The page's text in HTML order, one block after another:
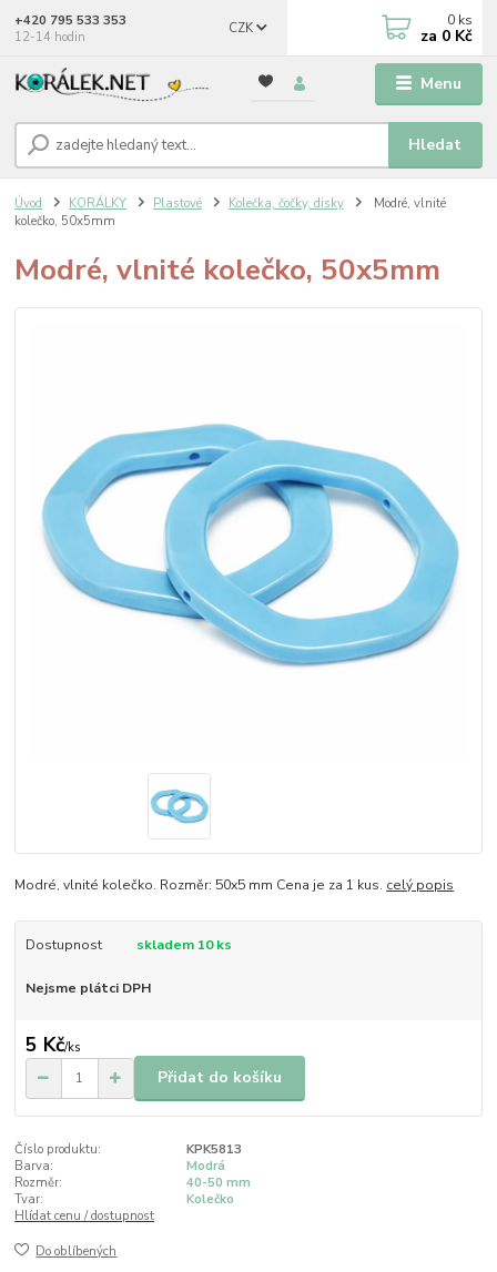
Menu
CZK
Hledat
+420 795 533 353
12-14 hodin
0 ks
za 0 Kč
Úvod KORÁLKY Plastové Kolečka, čočky, disky
Modré, vlnité
kolečko, 50x5mm
Modré, vlnité kolečko, 50x5mm
Modré, vlnité kolečko. Rozměr: 50x5 mm Cena je za 1 kus. celý popis
Dostupnost skladem 10 ks
Nejsme plátci DPH
5 Kč/ks
Přidat do košíku
Číslo produktu:
KPK5813
Barva:
Modrá
Rozměr:
40-50 mm
Tvar:
Kolečko
Hlídat cenu / dostupnost
Do oblíbených